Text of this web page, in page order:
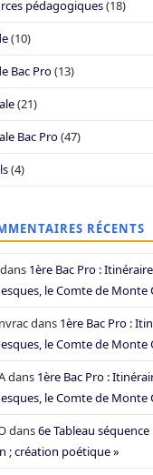
pédagogiques(18)
(10)
Bac Pro(13)
(21)
Bac Pro(47)
(4)
RÉCENTS
dans 1ère Bac Pro :
le Comte de Monte
dans 1ère Bac Pro :
le Comte de Monte
dans 1ère Bac Pro :
le Comte de Monte
dans6e Tableau séquence
; création poétique »